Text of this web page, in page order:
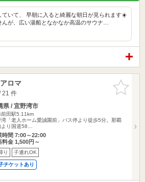
ていて、 早朝に入ると綺麗な朝日が見られます☀️
んが、広い湯船となかなか高温のサウナ…
お気に入
りに追加
ロマ
件
県 / 宜野湾市
前田駅5.11km
湾「老人ホーム愛誠園前」バス停より徒歩5分。那覇
より国道58…
時間 7:00～22:00
料金 1,500円～
り 子連れOK
チケットあり